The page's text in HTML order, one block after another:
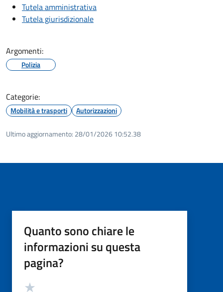
Tutela amministrativa
Tutela giurisdizionale
Argomenti:
Polizia
Categorie:
Mobilità e trasporti Autorizzazioni
Ultimo aggiornamento: 28/01/2026 10:52.38
Quanto sono chiare le
informazioni su questa
pagina?
Valutazione